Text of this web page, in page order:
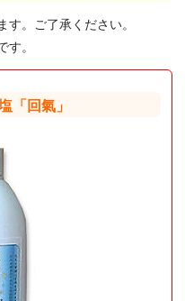
。ご了承ください。
。
「回氣」